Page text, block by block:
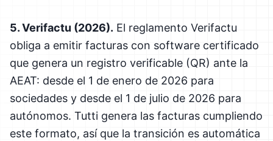
5. Verifactu (2026). El reglamento Verifactu
obliga a emitir facturas con software certificado
que genera un registro verificable (QR) ante la
AEAT: desde el 1 de enero de 2026 para
sociedades y desde el 1 de julio de 2026 para
autónomos. Tutti genera las facturas cumpliendo
este formato, así que la transición es automática